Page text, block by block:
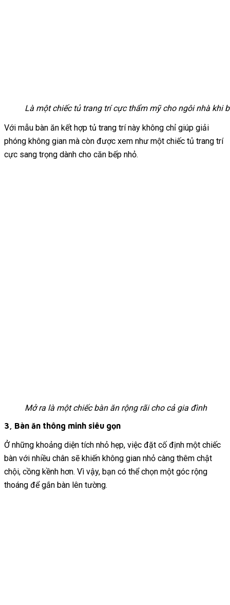
Là một chiếc tủ trang trí cực thẩm mỹ cho ngôi nhà khi
Với mẫu bàn ăn kết hợp tủ trang trí này không chỉ giúp giải
phóng không gian mà còn được xem như một chiếc tủ trang trí
cực sang trọng dành cho căn bếp nhỏ.
Mở ra là một chiếc bàn ăn rộng rãi cho cả gia đình
3, Bàn ăn thông minh siêu gọn
Ở những khoảng diện tích nhỏ hẹp, việc đặt cố định một chiếc
bàn với nhiều chân sẽ khiến không gian nhỏ càng thêm chật
chội, cồng kềnh hơn. Vì vậy, bạn có thể chọn một góc rộng
thoáng để gắn bàn lên tường.